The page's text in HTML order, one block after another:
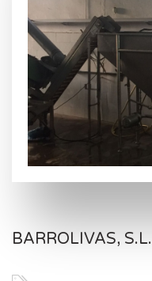
BARROLIVAS, S.L.